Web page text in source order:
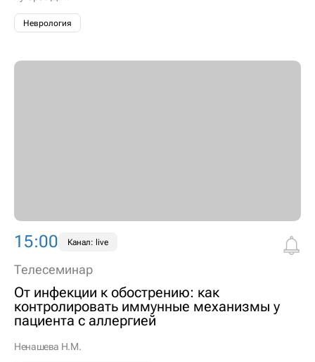
Неврология
15:00 Канал: live
Телесеминар
От инфекции к обострению: как
контролировать иммунные механизмы у
пациента с аллергией
Ненашева Н.М.